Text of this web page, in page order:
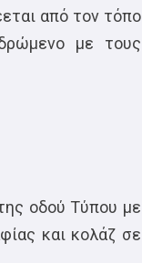
από τον τόπο
με τους
οδού Τύπου με
και κολάζ σε